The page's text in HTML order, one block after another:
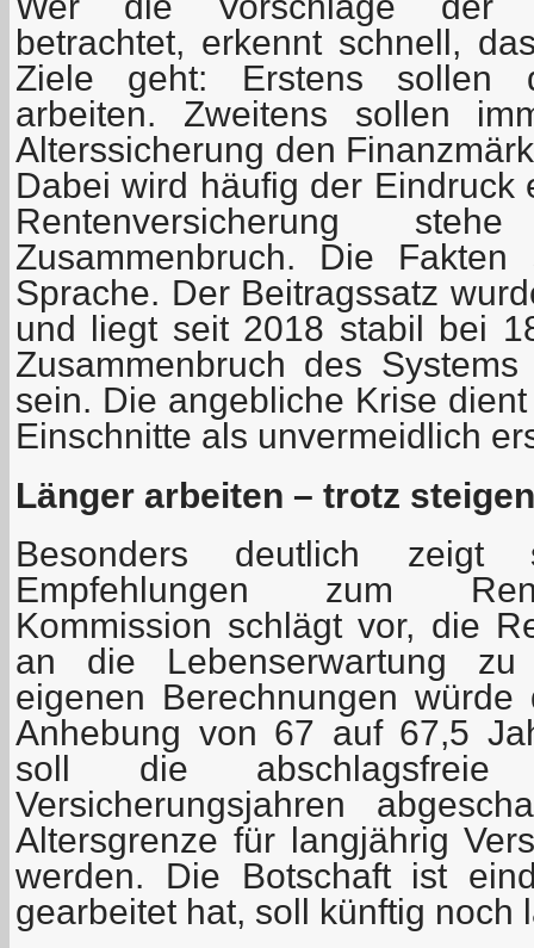
betrachtet, erkennt schnell,
Ziele geht: Erstens sollen
arbeiten. Zweitens sollen
Alterssicherung den
Dabei wird häufig der Eindruck
Rentenversicherung
Zusammenbruch. Die
Sprache. Der Beitragssatz
und liegt seit 2018 stabil bei
Zusammenbruch des
sein. Die angebliche Krise
Einschnitte als unvermeidlich
Länger arbeiten – trotz
Besonders deutlich
Empfehlungen zum
Kommission schlägt vor, die
an die Lebenserwartung
eigenen Berechnungen
Anhebung von 67 auf 67,5
soll die
Versicherungsjahren
Altersgrenze für langjährig
werden. Die Botschaft ist
gearbeitet hat, soll künftig noch